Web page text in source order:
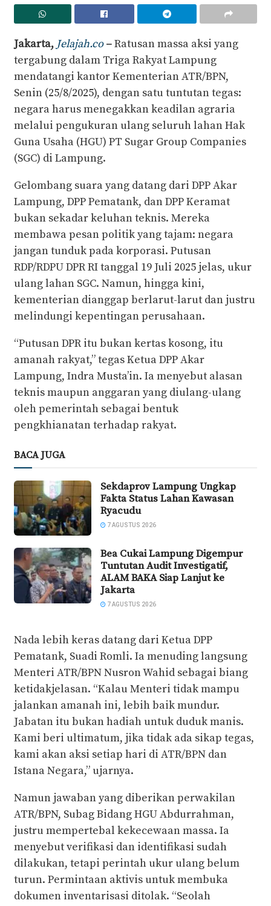
Jakarta, Jelajah.co–Ratusan massa aksi yang
tergabung dalam Triga Rakyat Lampung
mendatangi kantor Kementerian ATR/BPN,
Senin (25/8/2025), dengan satu tuntutan tegas:
negara harus menegakkan keadilan agraria
melalui pengukuran ulang seluruh lahan Hak
Guna Usaha (HGU) PT Sugar Group Companies
(SGC) di Lampung.
Gelombang suara yang datang dari DPP Akar
Lampung, DPP Pematank, dan DPP Keramat
bukan sekadar keluhan teknis. Mereka
membawa pesan politik yang tajam: negara
jangan tunduk pada korporasi. Putusan
RDP/RDPU DPR RI tanggal 19 Juli 2025 jelas, ukur
ulang lahan SGC. Namun, hingga kini,
kementerian dianggap berlarut-larut dan justru
melindungi kepentingan perusahaan.
“Putusan DPR itu bukan kertas kosong, itu
amanah rakyat,” tegas Ketua DPP Akar
Lampung, Indra Musta’in. Ia menyebut alasan
teknis maupun anggaran yang diulang-ulang
oleh pemerintah sebagai bentuk
pengkhianatan terhadap rakyat.
BACA JUGA
Sekdaprov Lampung Ungkap
Fakta Status Lahan Kawasan
Ryacudu
7 AGUSTUS 2026
Bea Cukai Lampung Digempur
Tuntutan Audit Investigatif,
ALAM BAKA Siap Lanjut ke
Jakarta
7 AGUSTUS 2026
Nada lebih keras datang dari Ketua DPP
Pematank, Suadi Romli. Ia menuding langsung
Menteri ATR/BPN Nusron Wahid sebagai biang
ketidakjelasan. “Kalau Menteri tidak mampu
jalankan amanah ini, lebih baik mundur.
Jabatan itu bukan hadiah untuk duduk manis.
Kami beri ultimatum, jika tidak ada sikap tegas,
kami akan aksi setiap hari di ATR/BPN dan
Istana Negara,” ujarnya.
Namun jawaban yang diberikan perwakilan
ATR/BPN, Subag Bidang HGU Abdurrahman,
justru mempertebal kekecewaan massa. Ia
menyebut verifikasi dan identifikasi sudah
dilakukan, tetapi perintah ukur ulang belum
turun. Permintaan aktivis untuk membuka
dokumen inventarisasi ditolak. “Seolah